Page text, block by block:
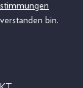
bin.